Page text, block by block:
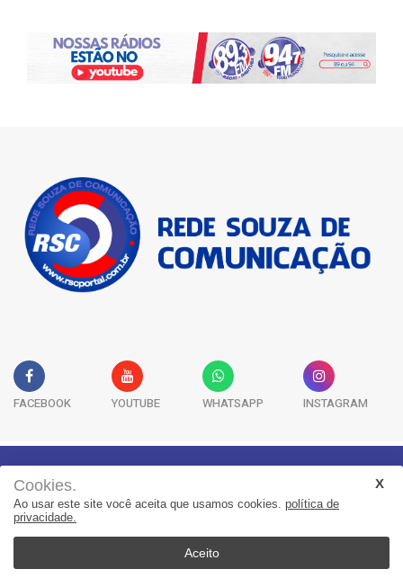
FACEBOOK YOUTUBE WHATSAPP INSTAGRAM
Geral Saúde Política
Esportes
Entretenimento
Cookies.
Ao usar este site você aceita que usamos cookies. política de
privacidade.
Aceito